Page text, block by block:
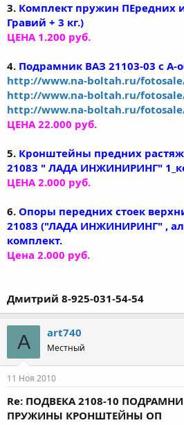
3. Комплект пружин ПЕредних
Гравий + 3 кг.)
ЦЕНА 1.200 руб.
4. Подрамник ВАЗ 21103-03 с
http://www.na-boltah.ru/
http://www.na-boltah.ru/
http://www.na-boltah.ru/
ЦЕНА 22.000 руб.
5. Кронштейны предних
21083 " ЛАДА ИНЖИНИРИНГ"
ЦЕНА 2.000 руб.
6. Опоры передних стоек
21083 ("ЛАДА ИНЖИНИРИНГ" ,
комплект.
Цена 2.000 руб.
Дмитрий 8-925-031-54-54
A art740
Местный
11 Ноя 2010
Re: ПОДВЕКА 2108-10
ПРУЖИНЫ КРОНШТЕЙНЫ ОП